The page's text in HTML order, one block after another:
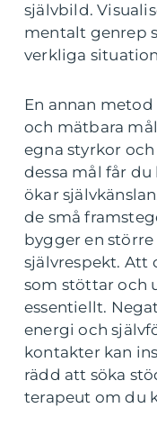
självbild.
mentalt genrep
verkliga
En annan
och mätbara
egna styrkor
dessa mål får
ökar
de små
bygger en
självrespekt. Att
som stöttar och
essentiellt.
energi och
kontakter kan
rädd att söka
terapeut om du